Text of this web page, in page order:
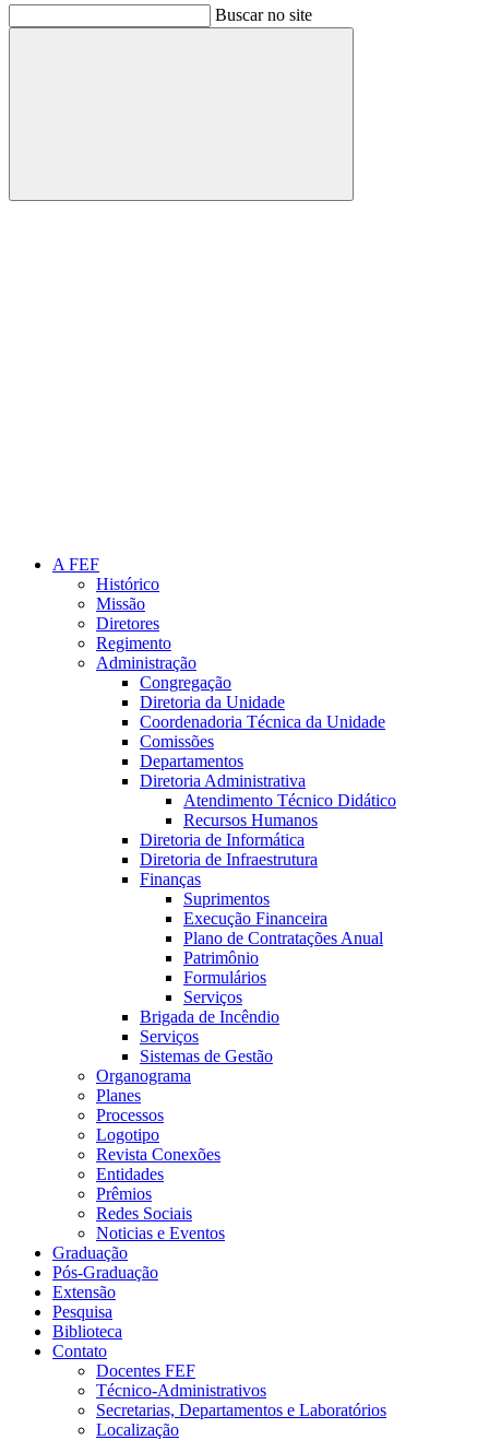
Buscar no site
Buscar
A FEF
Histórico
Missão
Diretores
Regimento
Administração
Congregação
Diretoria da Unidade
Coordenadoria Técnica da Unidade
Comissões
Departamentos
Diretoria Administrativa
Atendimento Técnico Didático
Recursos Humanos
Diretoria de Informática
Diretoria de Infraestrutura
Finanças
Suprimentos
Execução Financeira
Plano de Contratações Anual
Patrimônio
Formulários
Serviços
Brigada de Incêndio
Serviços
Sistemas de Gestão
Organograma
Planes
Processos
Logotipo
Revista Conexões
Entidades
Prêmios
Redes Sociais
Noticias e Eventos
Graduação
Pós-Graduação
Extensão
Pesquisa
Biblioteca
Contato
Docentes FEF
Técnico-Administrativos
Secretarias, Departamentos e Laboratórios
Localização